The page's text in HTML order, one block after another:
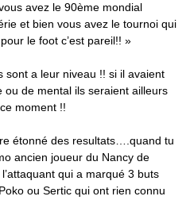
avez le 90ème mondial
et bien vous avez le tournoi qui
le foot c’est pareil!! »
sont a leur niveau !! si il avaient
ou de mental ils seraient ailleurs
moment !!
étonné des resultats….quand tu
ancien joueur du Nancy de
qui a marqué 3 buts
ou Sertic qui ont rien connu